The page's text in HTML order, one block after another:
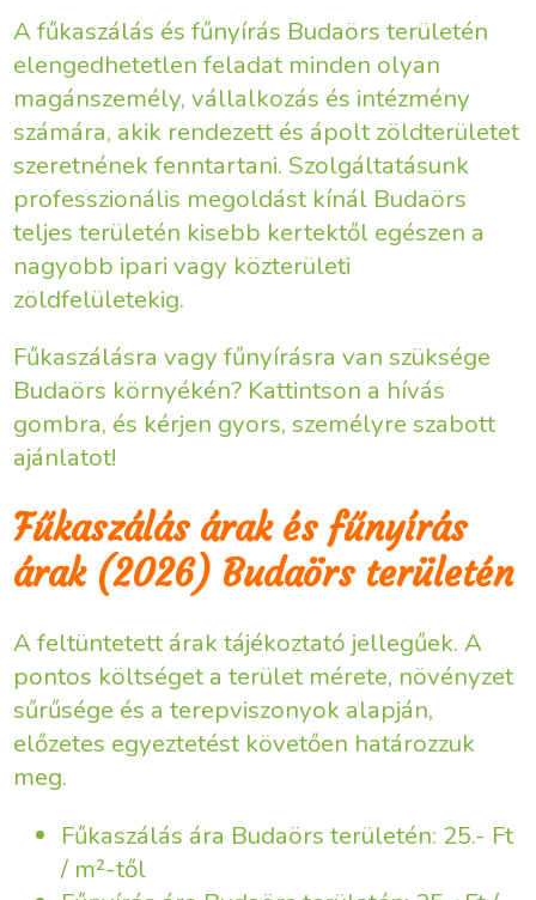
A fűkaszálás és fűnyírás Budaörs területén
elengedhetetlen feladat minden olyan
magánszemély, vállalkozás és intézmény
számára, akik rendezett és ápolt zöldterületet
szeretnének fenntartani. Szolgáltatásunk
professzionális megoldást kínál Budaörs
teljes területén kisebb kertektől egészen a
nagyobb ipari vagy közterületi
zöldfelületekig.
Fűkaszálásra vagy fűnyírásra van szüksége
Budaörs környékén? Kattintson a hívás
gombra, és kérjen gyors, személyre szabott
ajánlatot!
Fűkaszálás árak és fűnyírás
árak (2026) Budaörs területén
A feltüntetett árak tájékoztató jellegűek. A
pontos költséget a terület mérete, növényzet
sűrűsége és a terepviszonyok alapján,
előzetes egyeztetést követően határozzuk
meg.
Fűkaszálás ára Budaörs területén: 25.- Ft
/ m²-től